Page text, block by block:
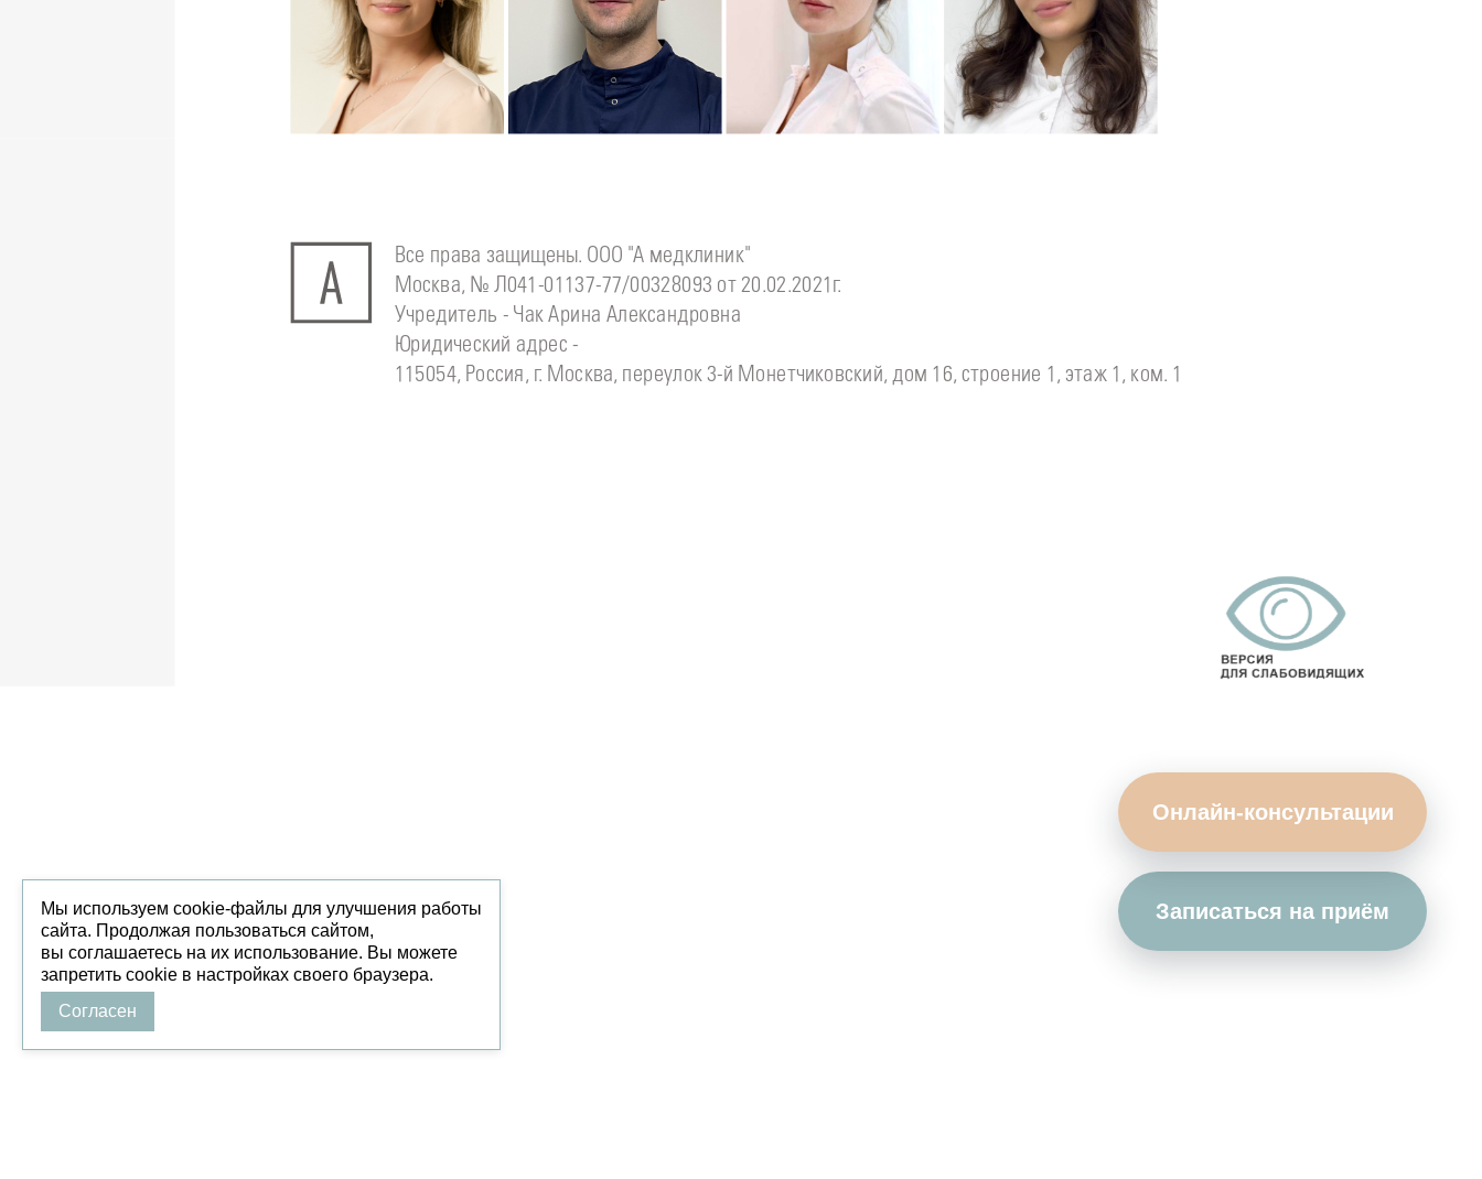
Подробнеео
Сейфетдинова
Юлия
Стоматолог-ортодонт
Подробнеео
Симонов
Дмитрий
Стоматолог детский
Подробнее о
Ситдикова
Стоматолог-хирург
Подробнеео
Тумасян
Рузанна
Стоматолог-терапевт
Все права защищены. ООО "А медклиник"
Москва, № Л041-01137-77/00328093 от 20.02.2021г.
Учредитель - Чак Арина Александровна
Юридический адрес -
115054, Россия, г. Москва, переулок 3-й Монетчиковский, дом 16, строение 1, этаж 1, ком. 1
Мы используем cookie-файлы для улучшения работы
сайта. Продолжая пользоваться сайтом,
вы соглашаетесь на их использование. Вы можете
запретить cookie в настройках своего браузера.
Согласен
Записаться на приём
Онлайн-консультации